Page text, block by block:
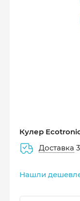
Кулер
Доставка
Нашли
25%
Платеж
сегодня